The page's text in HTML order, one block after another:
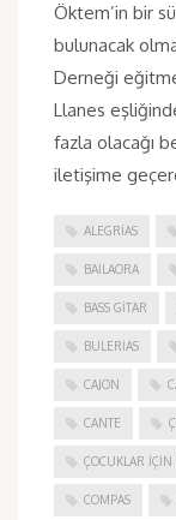
Öktem’in bir
bulunacak
Derneği
Llanes
fazla olacağı
iletişime
ALEGRIAS
BAILAORA
BASS GITAR
BULERIAS
CAJON
CANTE
ÇOCUKLAR IÇIN
COMPAS